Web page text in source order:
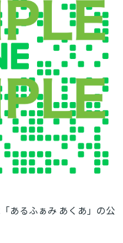
あるふぁみ あくあ」の公